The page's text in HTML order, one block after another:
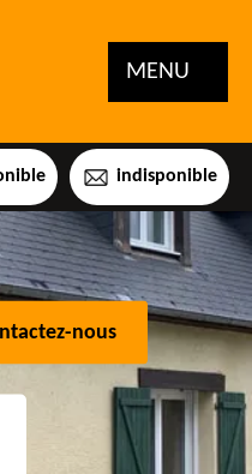
MENU
indisponible
nous